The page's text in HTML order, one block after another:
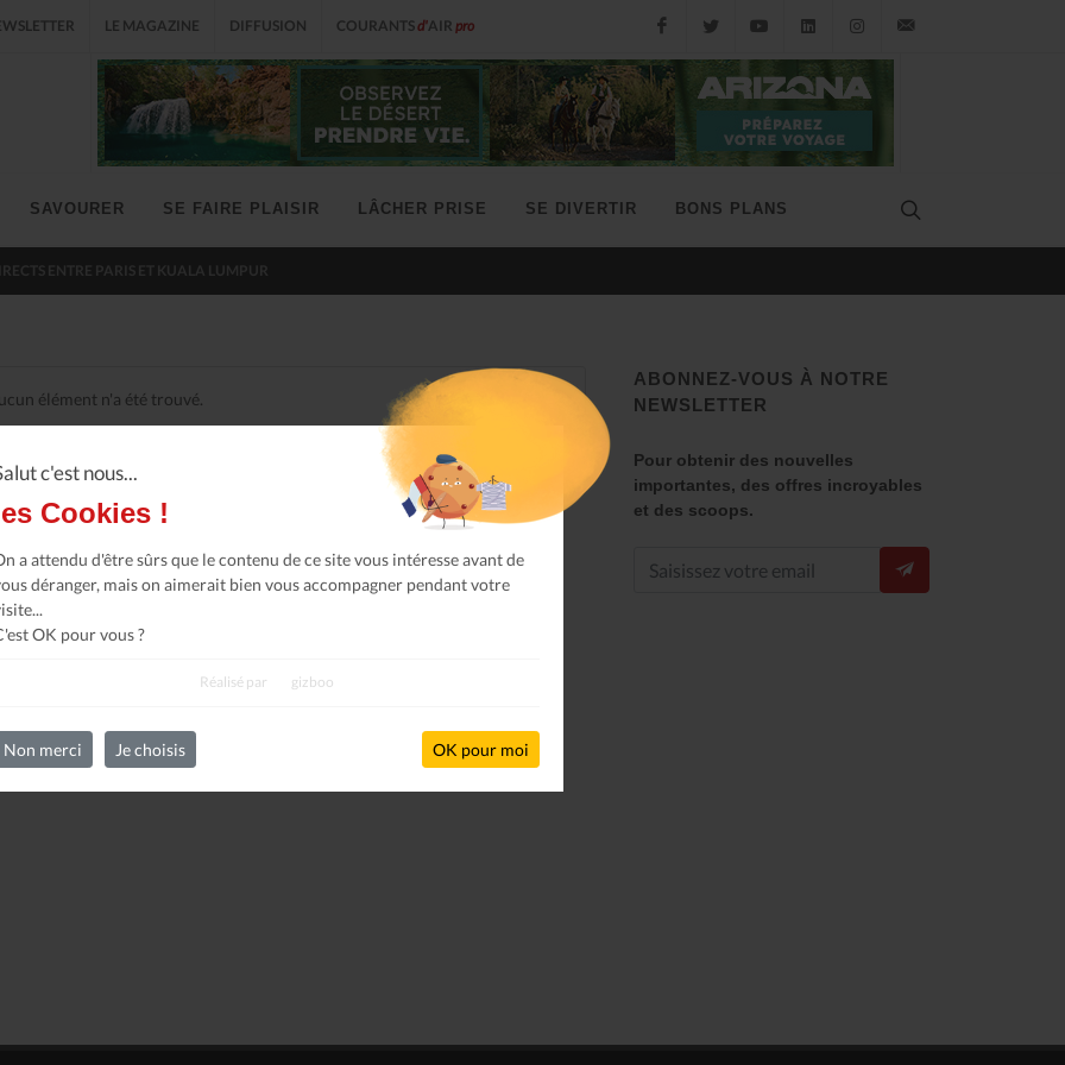
c'est nous...
Cookies !
a attendu d'être sûrs que le contenu de ce site vous intéresse avant de
déranger, mais on aimerait bien vous accompagner pendant votre
OK pour vous ?
Réalisé par gizboo
Non merci Je choisis OK pour moi
LE MAGAZINE DIFFUSION COURANTSd'AIR pro
SAVOURER SE FAIRE PLAISIR LÂCHER PRISE SE DIVERTIR BONS PLANS
ENTRE PARIS ET KUALA LUMPUR
élément n'a été trouvé.
ABONNEZ-VOUS À NOTRE
NEWSLETTER
Pour obtenir des nouvelles
importantes, des offres incroyables
et des scoops.